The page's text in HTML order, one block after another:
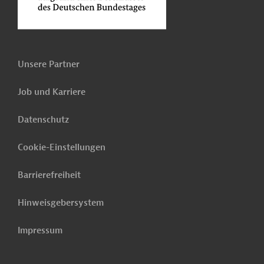
Unsere Partner
Job und Karriere
Datenschutz
Cookie-Einstellungen
Barrierefreiheit
Hinweisgebersystem
Impressum